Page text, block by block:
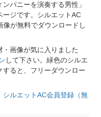
パニーを演奏する男性」
ジです。シルエットAC
像が無料でダウンロードし
画像が気に入りました
して下さい。緑色のシルエ
ると、フリーダウンロー
シルエットAC会員登録（無